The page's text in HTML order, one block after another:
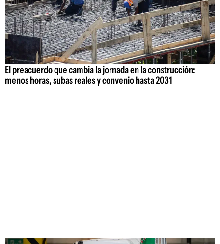
El preacuerdo que cambia la jornada en la construcción:
menos horas, subas reales y convenio hasta 2031